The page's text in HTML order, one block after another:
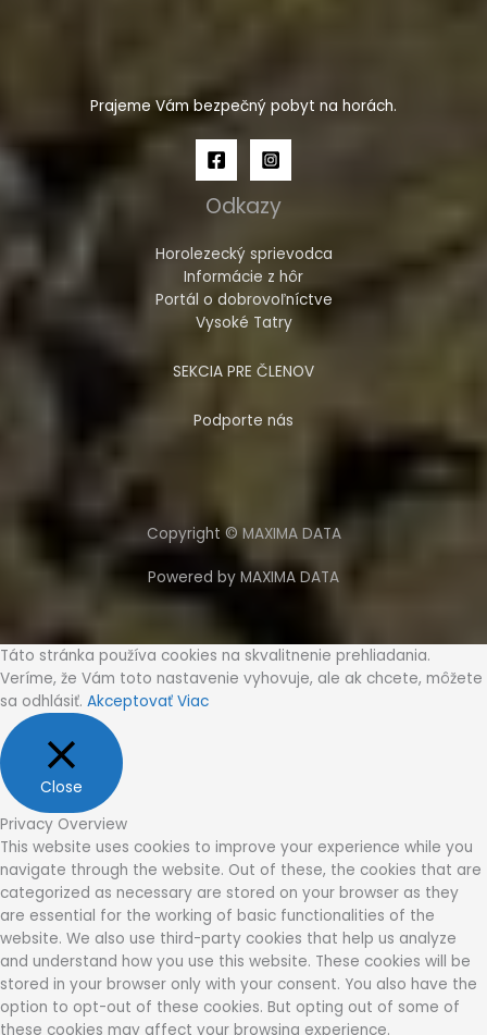
Prajeme Vám bezpečný pobyt na horách.
Odkazy
Horolezecký sprievodca
Informácie z hôr
Portál o dobrovoľníctve
Vysoké Tatry
SEKCIA PRE ČLENOV
Podporte nás
Copyright © MAXIMA DATA
Powered by MAXIMA DATA
Táto stránka používa cookies na skvalitnenie prehliadania.
Veríme, že Vám toto nastavenie vyhovuje, ale ak chcete, môžete
sa odhlásiť. Akceptovať Viac
Close
Privacy Overview
This website uses cookies to improve your experience while you
navigate through the website. Out of these, the cookies that are
categorized as necessary are stored on your browser as they
are essential for the working of basic functionalities of the
website. We also use third-party cookies that help us analyze
and understand how you use this website. These cookies will be
stored in your browser only with your consent. You also have the
option to opt-out of these cookies. But opting out of some of
these cookies may affect your browsing experience.